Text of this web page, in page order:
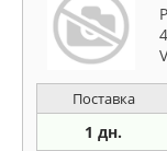
Поставка
1 дн.